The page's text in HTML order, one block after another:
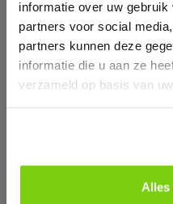
informatie over uw
partners voor social
partners kunnen deze
informatie die u aan ze
verzameld op basis van
Alles
Tee R-neck